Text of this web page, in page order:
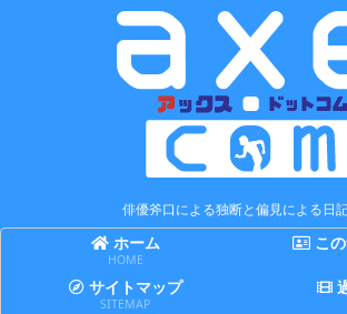
俳優斧口による独断と偏見による日
ホーム
HOME
この
サイトマップ
SITEMAP